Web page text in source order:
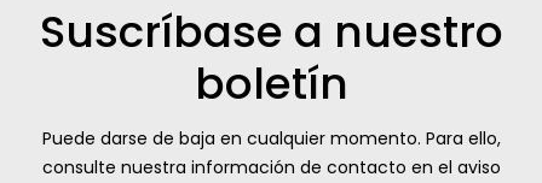
Suscríbase a nuestro
boletín
Puede darse de baja en cualquier momento. Para ello,
consulte nuestra información de contacto en el aviso